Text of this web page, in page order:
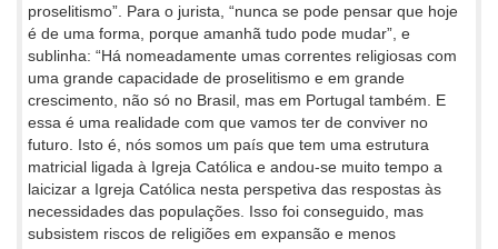
proselitismo”. Para o jurista, “nunca se pode pensar que hoje
é de uma forma, porque amanhã tudo pode mudar”, e
sublinha: “Há nomeadamente umas correntes religiosas com
uma grande capacidade de proselitismo e em grande
crescimento, não só no Brasil, mas em Portugal também. E
essa é uma realidade com que vamos ter de conviver no
futuro. Isto é, nós somos um país que tem uma estrutura
matricial ligada à Igreja Católica e andou-se muito tempo a
laicizar a Igreja Católica nesta perspetiva das respostas às
necessidades das populações. Isso foi conseguido, mas
subsistem riscos de religiões em expansão e menos